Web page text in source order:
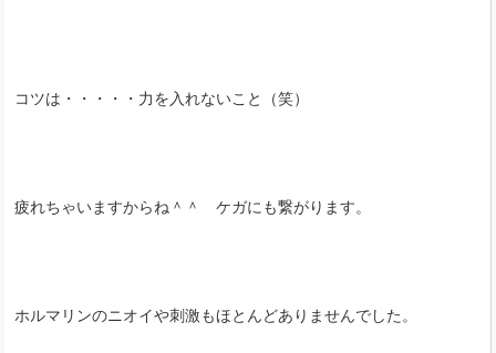
コツは・・・・・力を入れないこと（笑）
疲れちゃいますからね＾＾ ケガにも繋がります。
ホルマリンのニオイや刺激もほとんどありませんでした。